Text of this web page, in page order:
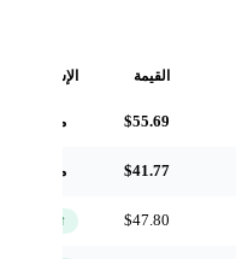
القيمة الإشارة
$55.69 مرجعي
$41.77 مرجعي
$47.80 ↑ فوق